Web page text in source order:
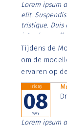
Lorem ipsum
elit.
tristique. Duis
interdum
Aenean
imperdiet.
Tijdens de
om de
ervaren op
Friday
08
MAY
Lorem ipsum